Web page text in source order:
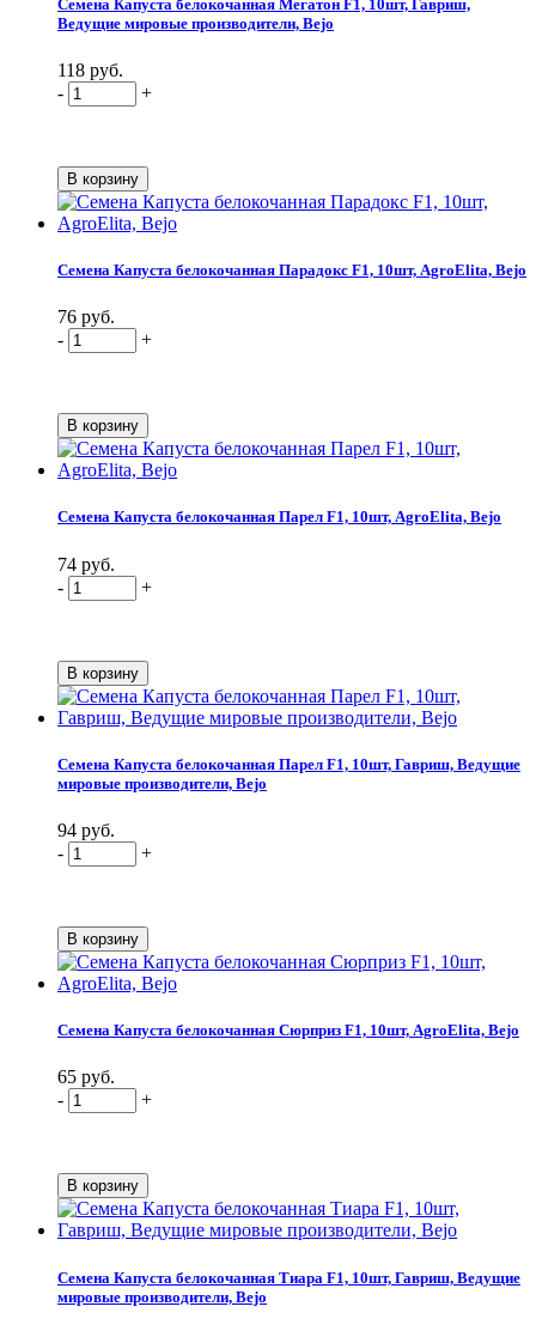
Семена Капуста белокочанная Мегатон F1, 10шт, Гавриш,
Ведущие мировые производители, Bejo
118 руб.
-
+
Семена Капуста белокочанная Парадокс F1, 10шт, AgroElita, Bejo
76 руб.
-
+
Семена Капуста белокочанная Парел F1, 10шт, AgroElita, Bejo
74 руб.
-
+
Семена Капуста белокочанная Парел F1, 10шт, Гавриш, Ведущие
мировые производители, Bejo
94 руб.
-
+
Семена Капуста белокочанная Сюрприз F1, 10шт, AgroElita, Bejo
65 руб.
-
+
Семена Капуста белокочанная Тиара F1, 10шт, Гавриш, Ведущие
мировые производители, Bejo